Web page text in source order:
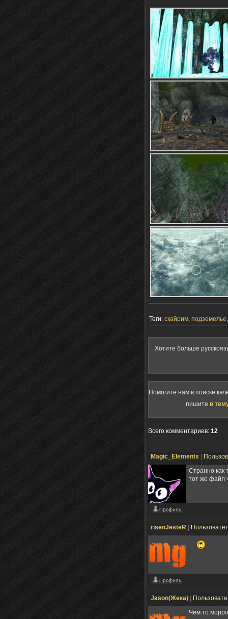
Теги: скайрим, подземелье
Хотите больше
Помогите нам в поиске
пишите в
Всего комментариев: 12
Magic_Elements
Странно
тот же файл
risenJesteR
Jason(Жека)
Чем то